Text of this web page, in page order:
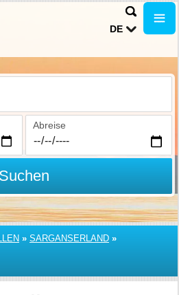
DE
Abreise
Suchen
» SARGANSERLAND »